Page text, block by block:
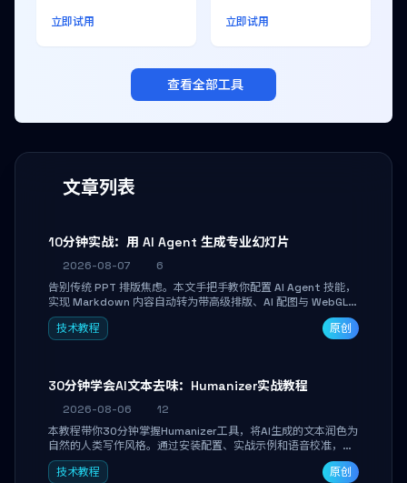
文章列表
10分钟实战：用 AI Agent 生成专业幻灯片
2026-08-07
6
告别传统 PPT 排版焦虑。本文手把手教你配置 AI Agent 技能，
实现 Markdown 内容自动转为带高级排版、AI 配图与 WebGL
运行时的 HTML 幻灯片。只需专注内容，10 分钟即可产出可投
屏的专业级演示文稿。
技术教程 原创
30分钟学会AI文本去味：Humanizer实战教程
2026-08-06
12
本教程带你30分钟掌握Humanizer工具，将AI生成的文本润色为
自然的人类写作风格。通过安装配置、实战示例和语音校准，让
你的内容告别AI痕迹，匹配个人写作习惯，适合内容创作者和技
术博主。
技术教程 原创
立即试用 立即试用
查看全部工具